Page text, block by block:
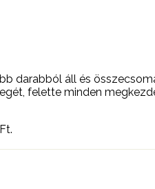
darabból áll és
felette minden
Ft.